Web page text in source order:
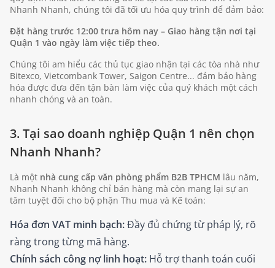
Nhanh Nhanh, chúng tôi đã tối ưu hóa quy trình để đảm bảo:
Đặt hàng trước 12:00 trưa hôm nay – Giao hàng tận nơi tại
Quận 1 vào ngày làm việc tiếp theo.
Chúng tôi am hiểu các thủ tục giao nhận tại các tòa nhà như
Bitexco, Vietcombank Tower, Saigon Centre... đảm bảo hàng
hóa được đưa đến tận bàn làm việc của quý khách một cách
nhanh chóng và an toàn.
3. Tại sao doanh nghiệp Quận 1 nên chọn
Nhanh Nhanh?
Là một nhà cung cấp văn phòng phẩm B2B TPHCM lâu năm,
Nhanh Nhanh không chỉ bán hàng mà còn mang lại sự an
tâm tuyệt đối cho bộ phận Thu mua và Kế toán:
Hóa đơn VAT minh bạch:Đầy đủ chứng từ pháp lý, rõ
ràng trong từng mã hàng.
Chính sách công nợ linh hoạt: Hỗ trợ thanh toán cuối